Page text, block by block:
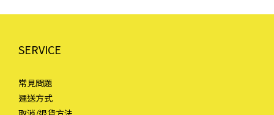
SERVICE
常見問題
運送方式